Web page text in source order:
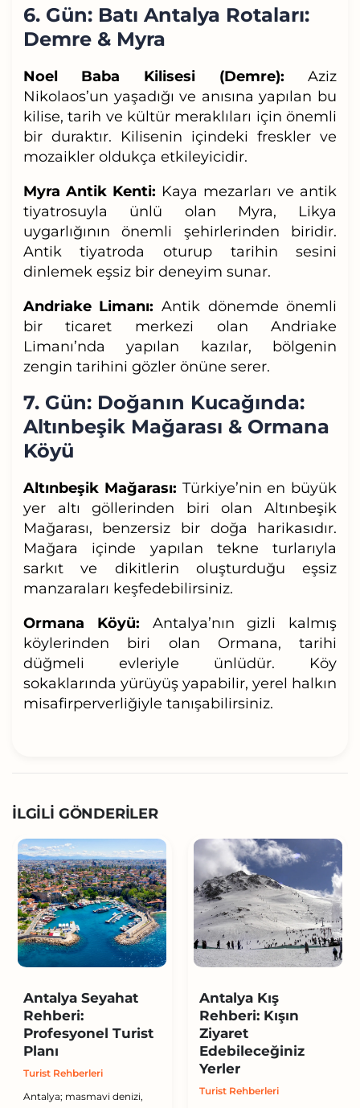
6. Gün: Batı Antalya Rotaları:
Demre & Myra
Noel Baba Kilisesi (Demre):
Aziz
Nikolaos’un yaşadığı ve anısına yapılan bu
kilise, tarih ve kültür meraklıları için önemli
bir duraktır. Kilisenin içindeki freskler ve
mozaikler oldukça etkileyicidir.
Myra Antik Kenti: Kaya mezarları ve antik
tiyatrosuyla ünlü olan Myra, Likya
uygarlığının önemli şehirlerinden biridir.
Antik tiyatroda oturup tarihin sesini
dinlemek eşsiz bir deneyim sunar.
Andriake Limanı: Antik dönemde önemli
bir ticaret merkezi olan Andriake
Limanı’nda yapılan kazılar, bölgenin
zengin tarihini gözler önüne serer.
7. Gün: Doğanın Kucağında:
Altınbeşik Mağarası & Ormana
Köyü
Altınbeşik Mağarası: Türkiye’nin en büyük
yer altı göllerinden biri olan Altınbeşik
Mağarası, benzersiz bir doğa harikasıdır.
Mağara içinde yapılan tekne turlarıyla
sarkıt ve dikitlerin oluşturduğu eşsiz
manzaraları keşfedebilirsiniz.
Ormana Köyü: Antalya’nın gizli kalmış
köylerinden biri olan Ormana, tarihi
düğmeli evleriyle ünlüdür. Köy
sokaklarında yürüyüş yapabilir, yerel halkın
misafirperverliğiyle tanışabilirsiniz.
İLGILI GÖNDERILER
Antalya Seyahat
Rehberi:
Profesyonel Turist
Planı
Turist Rehberleri
Antalya; masmavi denizi,
Antalya Kış
Rehberi: Kışın
Ziyaret
Edebileceğiniz
Yerler
Turist Rehberleri